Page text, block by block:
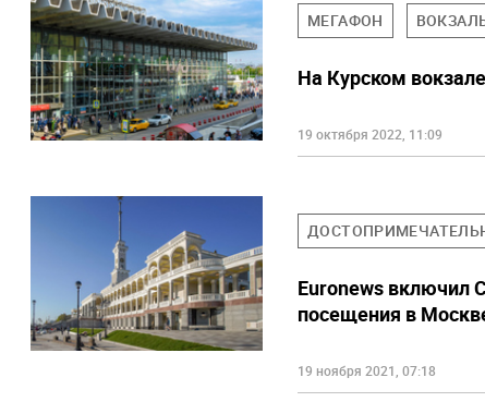
МЕГАФОН
На Курском
19 октября 2022, 11:09
Euronews включил
посещения в
19 ноября 2021, 07:18